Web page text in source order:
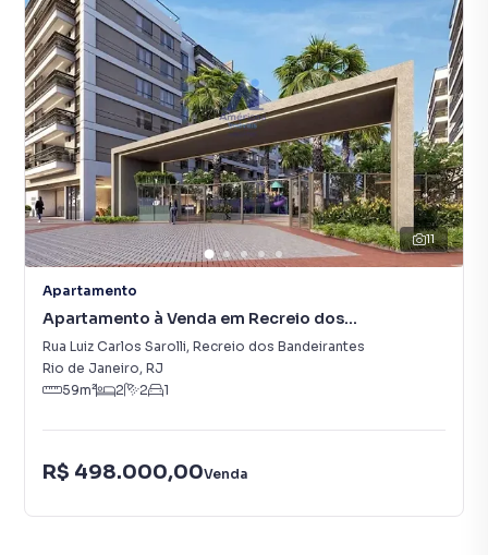
11
Apartamento
Apartamento à Venda em Recreio dos
Bandeirantes
Rua Luiz Carlos Sarolli, Recreio dos Bandeirantes
Rio de Janeiro, RJ
59m² 2 2 1
R$ 498.000,00Venda